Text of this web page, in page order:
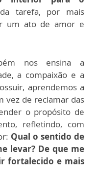
tarefa, por mais
um ato de amor e
nos ensina a
a compaixão e a
aprendemos a
vez de reclamar das
o propósito de
refletindo, com
Qual o sentido de
levar? De que me
fortalecido e mais